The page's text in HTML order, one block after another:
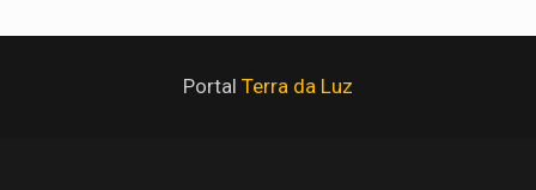
Portal Terra da Luz